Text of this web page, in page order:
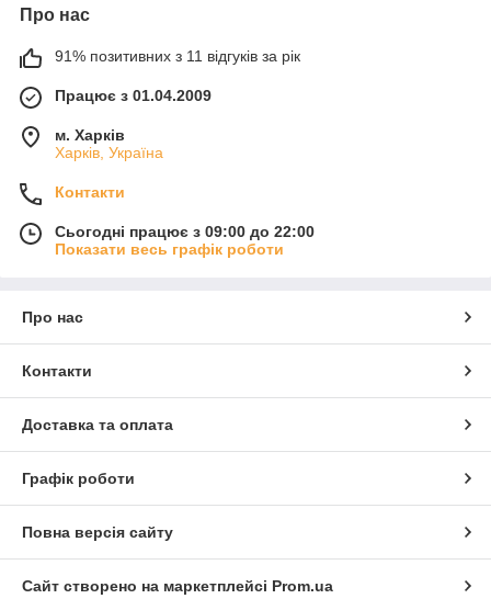
Про нас
91% позитивних з 11 відгуків за рік
Працює з 01.04.2009
м. Харків
Харків, Україна
Контакти
Сьогодні працює з 09:00 до 22:00
Показати весь графік роботи
Про нас
Контакти
Доставка та оплата
Графік роботи
Повна версія сайту
Сайт створено на маркетплейсі Prom.ua